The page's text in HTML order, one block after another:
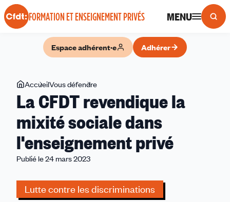
Panneau de gestion des cookies
FORMATION ET ENSEIGNEMENT PRIVÉS MENU
Espace adhérent·e Adhérer
Vous
êtes
ici
AccueilVous défendre
CFDT
revendique
la
mixité
sociale
privé
La CFDT revendique la
mixité sociale dans
l'enseignement privé
Publié le 24 mars 2023
Lutte contre les discriminations